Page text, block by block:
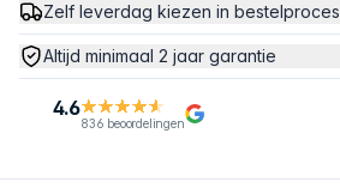
Zelf leverdag kiezen in bestelproces
Altijd minimaal 2 jaar garantie
4.6
836 beoordelingen